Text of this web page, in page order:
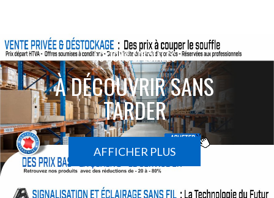
ACTIONS SPÉCIALES
À DÉCOUVRIR SANS
TARDER
AFFICHER PLUS